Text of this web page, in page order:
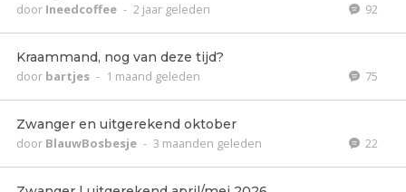
door Ineedcoffee - 2 jaar geleden 92
Kraammand, nog van deze tijd?
door bartjes - 1 maand geleden 75
Zwanger en uitgerekend oktober
door BlauwBosbesje - 3 maanden geleden 22